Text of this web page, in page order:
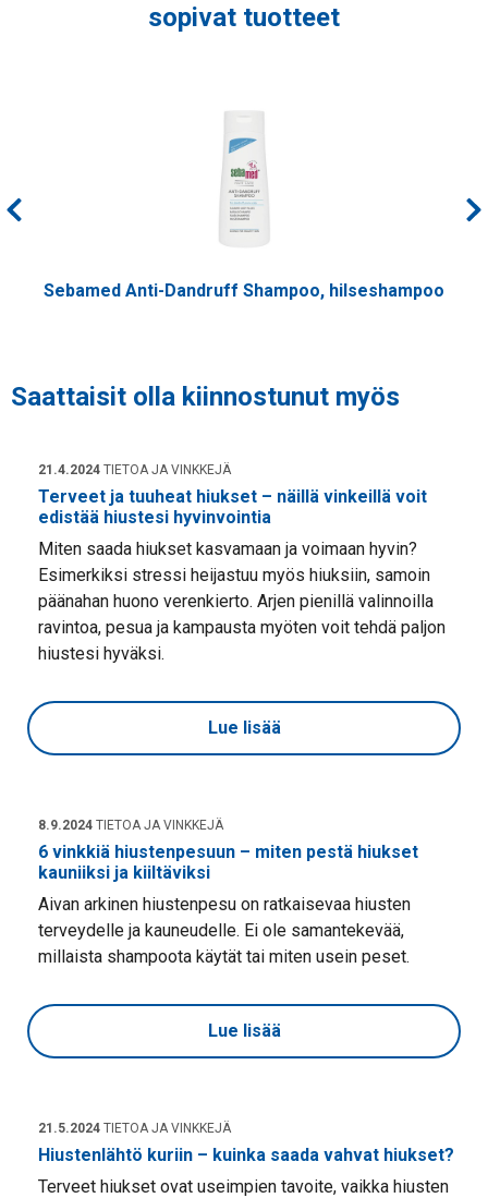
sopivat tuotteet
Sebamed Anti-Dandruff Shampoo, hilseshampoo
Saattaisit olla kiinnostunut myös
21.4.2024 TIETOA JA VINKKEJÄ
Terveet ja tuuheat hiukset – näillä vinkeillä voit
edistää hiustesi hyvinvointia
Miten saada hiukset kasvamaan ja voimaan hyvin?
Esimerkiksi stressi heijastuu myös hiuksiin, samoin
päänahan huono verenkierto. Arjen pienillä valinnoilla
ravintoa, pesua ja kampausta myöten voit tehdä paljon
hiustesi hyväksi.
Lue lisää
8.9.2024 TIETOA JA VINKKEJÄ
6 vinkkiä hiustenpesuun – miten pestä hiukset
kauniiksi ja kiiltäviksi
Aivan arkinen hiustenpesu on ratkaisevaa hiusten
terveydelle ja kauneudelle. Ei ole samantekevää,
millaista shampoota käytät tai miten usein peset.
Lue lisää
21.5.2024 TIETOA JA VINKKEJÄ
Hiustenlähtö kuriin – kuinka saada vahvat hiukset?
Terveet hiukset ovat useimpien tavoite, vaikka hiusten